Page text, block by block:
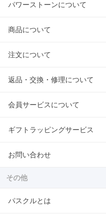
パワーストーンについて
商品について
注文について
返品・交換・修理について
会員サービスについて
ギフトラッピングサービス
お問い合わせ
その他
パスクルとは